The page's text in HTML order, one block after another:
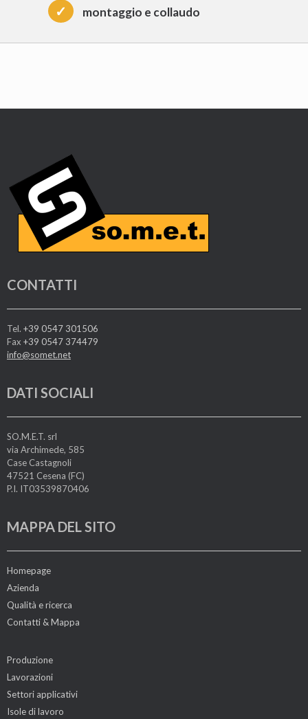
✓ montaggio e collaudo
CONTATTI
Tel. +39 0547 301506
Fax +39 0547 374479
info@somet.net
DATI SOCIALI
SO.M.E.T. srl
via Archimede, 585
Case Castagnoli
47521 Cesena (FC)
P.I. IT03539870406
MAPPA DEL SITO
Homepage
Azienda
Qualità e ricerca
Contatti & Mappa
Produzione
Lavorazioni
Settori applicativi
Isole di lavoro